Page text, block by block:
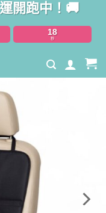
開跑中！🚚
17
秒